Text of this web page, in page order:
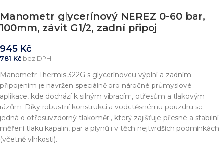
Manometr glycerínový NEREZ 0-60 bar,
100mm, závit G1/2, zadní připoj
945 Kč
781 Kč bez DPH
Manometr Thermis 322G s glycerínovou výplní a zadním
připojením je navržen speciálně pro náročné průmyslové
aplikace, kde dochází k silným vibracím, otřesům a tlakovým
rázům. Díky robustní konstrukci a vodotěsnému pouzdru se
jedná o otřesuvzdorný tlakoměr , který zajišťuje přesné a stabilní
měření tlaku kapalin, par a plynů i v těch nejtvrdších podmínkách
(včetně vlhkosti).